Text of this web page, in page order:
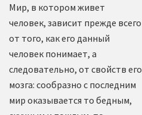
Мир, в котором живет
человек, зависит прежде всего
от того, как его данный
человек понимает, а
следовательно, от свойств его
мозга: сообразно с последним
мир оказывается то бедным,